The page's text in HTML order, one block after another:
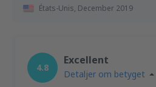
États-Unis, December 2019
4.8
Excellent
Detaljer om betyget